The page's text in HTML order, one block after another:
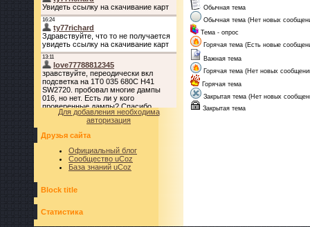
Для добавления необходима
авторизация
Друзья сайта
Официальный блог
Сообщество uCoz
База знаний uCoz
Block title
Статистика
Обычная тема
Обычная тема (Нет новых
Тема - опрос
Горячая тема (Есть новые
Важная тема
Горячая тема (Нет новых
Горячая тема
Закрытая тема (Нет новых
Закрытая тема